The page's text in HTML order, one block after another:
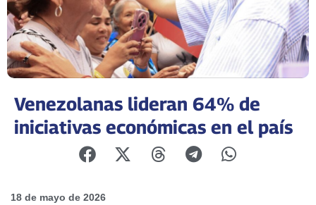
Venezolanas lideran 64% de
iniciativas económicas en el país
18 de mayo de 2026